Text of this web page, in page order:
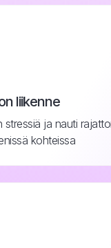
liikenne
stressiä ja nauti
kohteissa